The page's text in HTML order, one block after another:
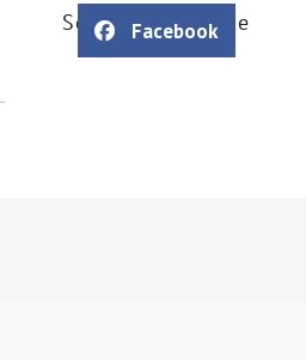
Soziale Netzwerke
Facebook